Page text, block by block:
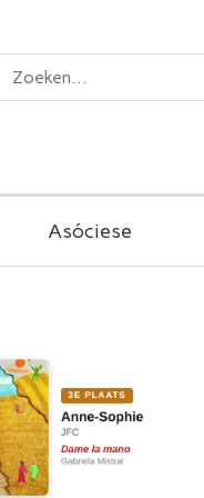
Asóciese